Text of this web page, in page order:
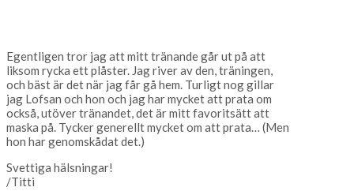
Egentligen tror jag att mitt tränande går ut på att
liksom rycka ett plåster. Jag river av den, träningen,
och bäst är det när jag får gå hem. Turligt nog gillar
jag Lofsan och hon och jag har mycket att prata om
också, utöver tränandet, det är mitt favoritsätt att
maska på. Tycker generellt mycket om att prata… (Men
hon har genomskådat det.)
Svettiga hälsningar!
/Titti